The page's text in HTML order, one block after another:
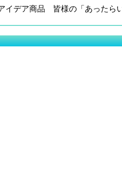
ア商品 皆様の「あったらい